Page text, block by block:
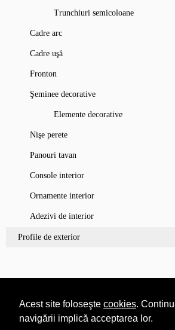
Acest site foloseşte cookies.
navigării implică acceptarea lor.
Trunchiuri semicoloane
Cadre arc
Cadre uşă
Fronton
Şeminee decorative
Elemente decorative
Nişe perete
Panouri tavan
Console interior
Ornamente interior
Adezivi de interior
Profile de exterior